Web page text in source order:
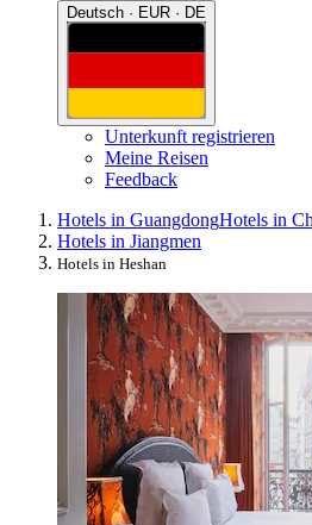
Deutsch · EUR · DE
Unterkunft registrieren
Meine Reisen
Feedback
Hotels in GuangdongHotels in
Hotels in Jiangmen
Hotels in Heshan